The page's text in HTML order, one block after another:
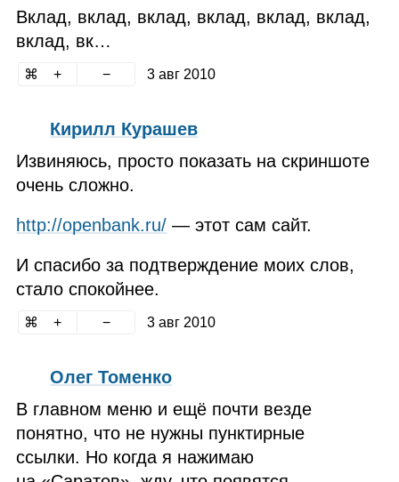
Вклад, вклад, вклад, вклад, вклад, вклад,
вклад, вк…
3 авг 2010
Кирилл Курашев
Извиняюсь, просто показать на скриншоте
очень сложно.
http://openbank.ru/ — этот сам сайт.
И спасибо за подтверждение моих слов,
стало спокойнее.
3 авг 2010
Олег Томенко
В главном меню и ещё почти везде
понятно, что не нужны пунктирные
ссылки. Но когда я нажимаю